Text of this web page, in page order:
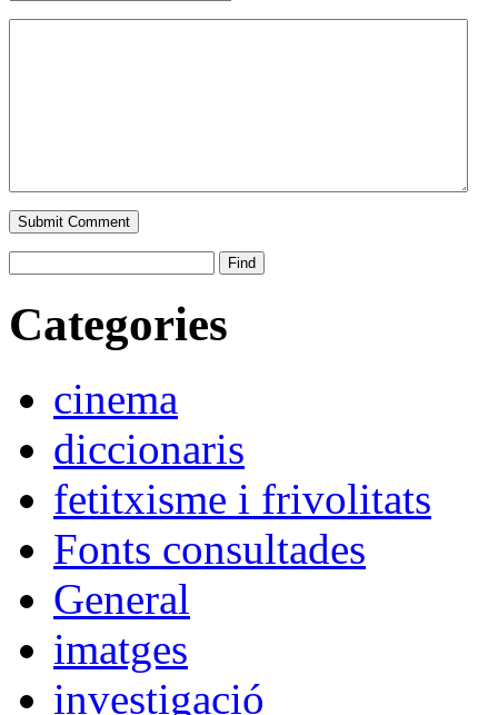
Categories
cinema
diccionaris
fetitxisme i frivolitats
Fonts consultades
General
imatges
investigació